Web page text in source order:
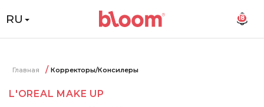
RU 18
Главная Корректоры/Консилеры
L'OREAL MAKE UP